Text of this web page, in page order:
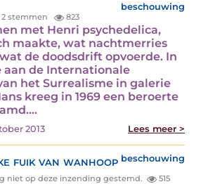
beschouwing
2 stemmen 823
met Henri psychedelica,
maakte, wat nachtmerries
de doodsdrift opvoerde. In
aan de Internationale
het Surrealisme in galerie
kreeg in 1969 een beroerte
2013 Lees meer >
fuik van wanhoop beschouwing
niet op deze inzending gestemd. 515